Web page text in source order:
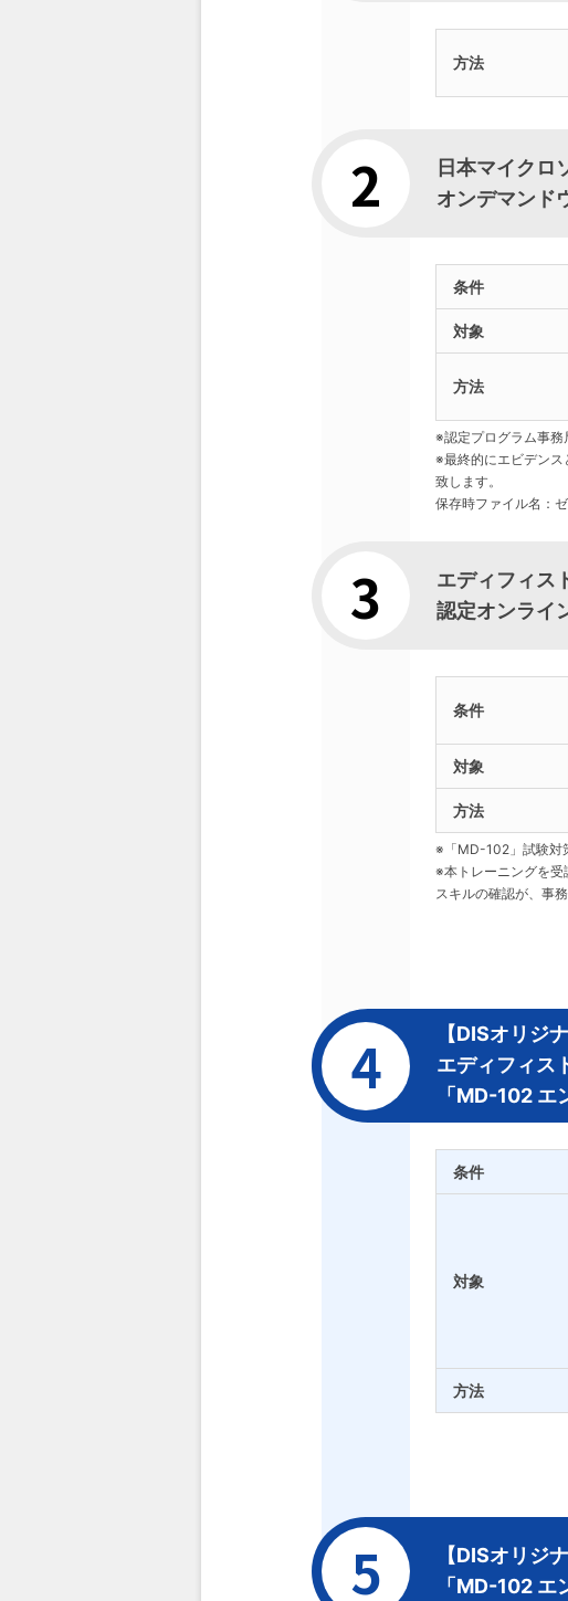
方法
日本マイク
オンデマンド
条件
対象
方法
※認定プログラム事務
※最終的にエビデンス
致します。
保存時ファイル名：
エディフィス
認定オンライ
条件
対象
方法
※「MD-102」試験対
※本トレーニングを
スキルの確認が、事
【DISオリジナ
エディフィス
「MD-102
条件
対象
方法
【DISオリジナ
「MD-102